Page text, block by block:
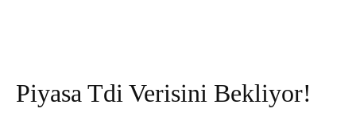
Piyasa Tdi Verisini Bekliyor!